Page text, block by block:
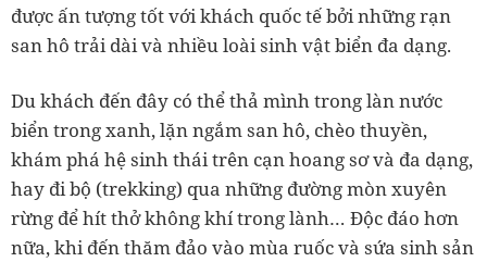
được ấn tượng tốt với khách quốc tế bởi những rạn
san hô trải dài và nhiều loài sinh vật biển đa dạng.
Du khách đến đây có thể thả mình trong làn nước
biển trong xanh, lặn ngắm san hô, chèo thuyền,
khám phá hệ sinh thái trên cạn hoang sơ và đa dạng,
hay đi bộ (trekking) qua những đường mòn xuyên
rừng để hít thở không khí trong lành… Độc đáo hơn
nữa, khi đến thăm đảo vào mùa ruốc và sứa sinh sản